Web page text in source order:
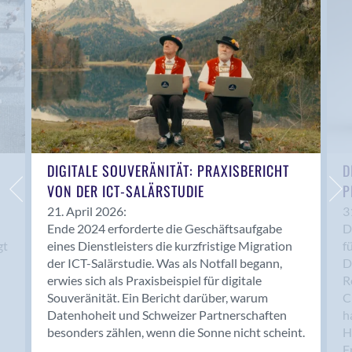
Anwil
Appenzell
Au SG
Baar
Baden
Balsthal
Balzers
Basel
Bassersdorf
Belp
Bendern
Benken (SG)
Bergdietikon
Berlin
Bern
Bern - Liebefeld
DIGITALE SOUVERÄNITÄT: PRAXISBERICHT
VON DER ICT-SALÄRSTUDIE
21. April 2026:
Ende 2024 erforderte die Geschäftsaufgabe
eines Dienstleisters die kurzfristige Migration
der ICT-Salärstudie. Was als Notfall begann,
erwies sich als Praxisbeispiel für digitale
Souveränität. Ein Bericht darüber, warum
Datenhoheit und Schweizer Partnerschaften
besonders zählen, wenn die Sonne nicht scheint.